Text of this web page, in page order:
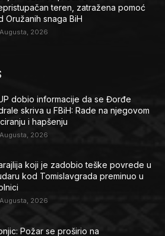
teren, zatražena pomoć
Oružanih snaga BiH
2026
dobio informacije da se Đorđe
skriva u FBiH: Rade na njegovom
i hapšenju
2026
koji je zadobio teške povrede u
kod Tomislavgrada preminuo u
2026
Požar se proširio na